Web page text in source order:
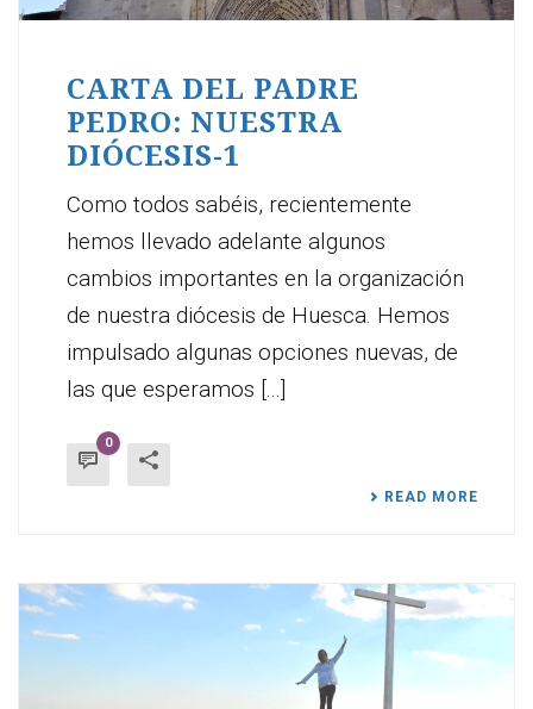
CARTA DEL PADRE
PEDRO: NUESTRA
DIÓCESIS-1
Como todos sabéis, recientemente
hemos llevado adelante algunos
cambios importantes en la organización
de nuestra diócesis de Huesca. Hemos
impulsado algunas opciones nuevas, de
las que esperamos [...]
0
READ MORE